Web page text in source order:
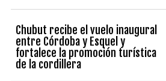
Chubut recibe el vuelo inaugural
entre Córdoba y Esquel y
fortalece la promoción turística
de la cordillera